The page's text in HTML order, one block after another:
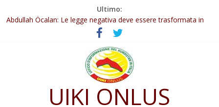
Ultimo:
Il KNK chiede un’azione internazionale contro i crimini di guerra
Abdullah Öcalan: Le legge negativa deve essere trasformata in
Inizia la seconda fase del processo
Commissione donne del KNK: Şengal è di nuovo sotto minaccia
Non tenere conto della situazione di Rêber Apo ostacolerebbe
l’attuazione della leggeUIKI ONLUS